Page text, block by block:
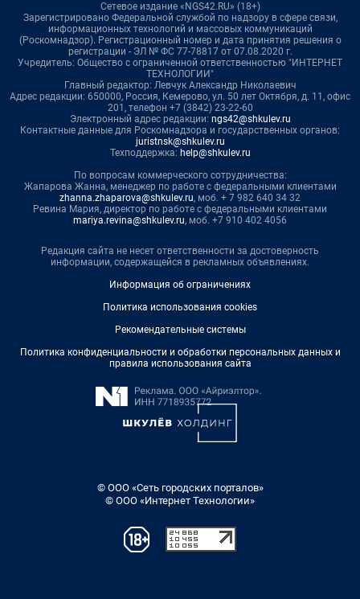
Сетевое издание «NGS42.RU» (18+)
Зарегистрировано Федеральной службой по надзору в сфере связи,
информационных технологий и массовых коммуникаций
(Роскомнадзор). Регистрационный номер и дата принятия решения о
регистрации - ЭЛ № ФС 77-78817 от 07.08.2020 г.
Учредитель: Общество с ограниченной ответственностью "ИНТЕРНЕТ
ТЕХНОЛОГИИ"
Главный редактор: Левчук Александр Николаевич
Адрес редакции: 650000, Россия, Кемерово, ул. 50 лет Октября, д. 11, офис
201, телефон +7 (3842) 23-22-60
Электронный адрес редакции: ngs42@shkulev.ru
Контактные данные для Роскомнадзора и государственных органов:
juristnsk@shkulev.ru
Техподдержка: help@shkulev.ru
По вопросам коммерческого сотрудничества:
Жапарова Жанна, менеджер по работе с федеральными клиентами
zhanna.zhaparova@shkulev.ru, моб. + 7 982 640 34 32
Ревина Мария, директор по работе с федеральными клиентами
mariya.revina@shkulev.ru, моб. +7 910 402 4056
Редакция сайта не несет ответственности за достоверность
информации, содержащейся в рекламных объявлениях.
Информация об ограничениях
Политика использования cookies
Рекомендательные системы
Политика конфиденциальности и обработки персональных данных и
правила использования сайта
© ООО «Сеть городских порталов»
© ООО «Интернет Технологии»